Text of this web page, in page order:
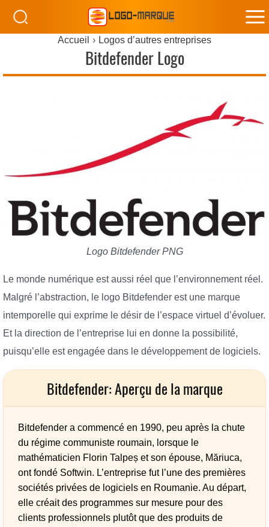
Accueil Logos d’autres entreprises
Bitdefender Logo
Logo Bitdefender PNG
Le monde numérique est aussi réel que l’environnement réel.
Malgré l’abstraction, le logo Bitdefender est une marque
intemporelle qui exprime le désir de l’espace virtuel d’évoluer.
Et la direction de l’entreprise lui en donne la possibilité,
puisqu’elle est engagée dans le développement de logiciels.
Bitdefender: Aperçu de la marque
Bitdefender a commencé en 1990, peu après la chute
du régime communiste roumain, lorsque le
mathématicien Florin Talpeș et son épouse, Măriuca,
ont fondé Softwin. L’entreprise fut l’une des premières
sociétés privées de logiciels en Roumanie. Au départ,
elle créait des programmes sur mesure pour des
clients professionnels plutôt que des produits de